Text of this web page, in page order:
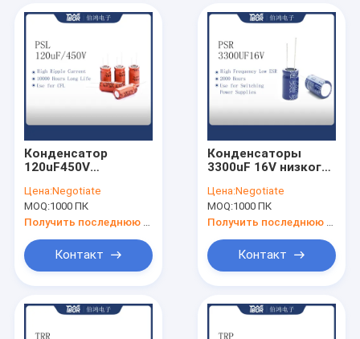
Конденсатор
120uF450V
CFL алюминиевый
электролитический
Цена:Negotiate
MOQ:1000 ПК
Контакт
Конденсаторы
3300uF 16V низкого
BOR
электролитические
для переключая
Цена:Negotiate
MOQ:1000 ПК
Контакт